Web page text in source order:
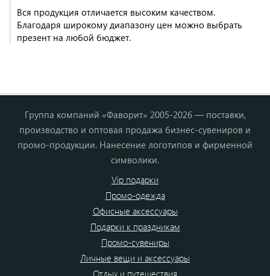
Вся продукция отличается высоким качеством.
Благодаря широкому диапазону цен можно выбрать
презент на любой бюджет.
Группа компаний «Фаворит» 2005-2026 — поставки,
производство и оптовая продажа бизнес-сувениров и
промо-продукции. Нанесение логотипов и фирменной
символики.
Vip подарки
Промо-одежда
Офисные аксессуары
Подарки к праздникам
Промо-сувениры
Личные вещи и аксессуары
Отдых и путешествия